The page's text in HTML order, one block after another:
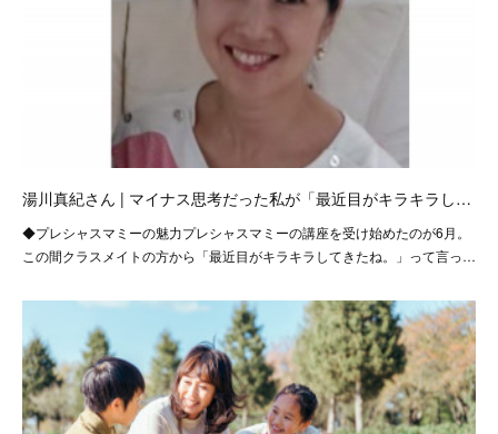
湯川真紀さん | マイナス思考だった私が「最近目がキラキラし…
◆プレシャスマミーの魅力プレシャスマミーの講座を受け始めたのが6月。
この間クラスメイトの方から「最近目がキラキラしてきたね。」って言っ…